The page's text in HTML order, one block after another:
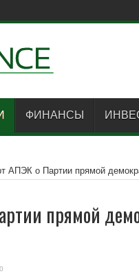
ФИНАНСЫ
АПЭК о Партии прямой
прямой